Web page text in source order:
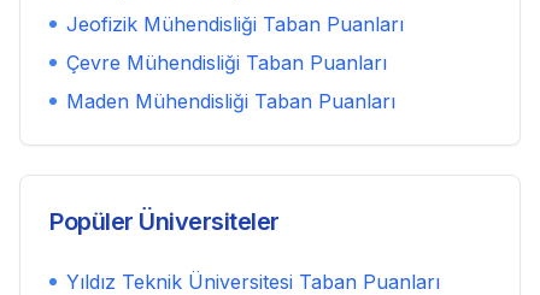
Jeofizik Mühendisliği Taban Puanları
Çevre Mühendisliği Taban Puanları
Maden Mühendisliği Taban Puanları
Popüler Üniversiteler
Yıldız Teknik Üniversitesi Taban Puanları